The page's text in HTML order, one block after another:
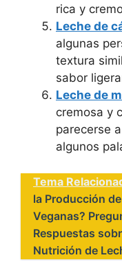
rica y
Leche de
algunas
textura
sabor
Leche de
cremosa y
parecerse
algunos
Tema
la Producción
Veganas?
Respuestas
Nutrición de